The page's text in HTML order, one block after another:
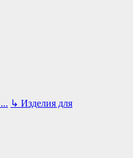
... ↳ Изделия для